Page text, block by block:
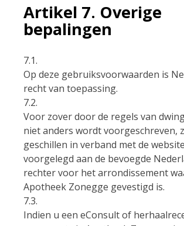
Artikel 7. Overige
bepalingen
7.1.
Op deze gebruiksvoorwaarden is
recht van toepassing.
7.2.
Voor zover door de regels van
niet anders wordt voorgeschreven,
geschillen in verband met de
voorgelegd aan de bevoegde
rechter voor het arrondissement
Apotheek Zonegge gevestigd is.
7.3.
Indien u een eConsult of